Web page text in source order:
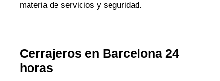
materia de servicios y seguridad.
Cerrajeros en Barcelona 24
horas